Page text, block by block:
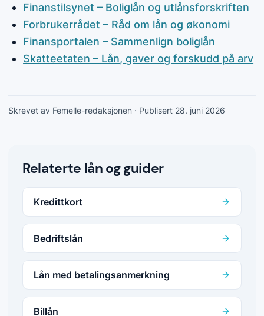
Finanstilsynet – Boliglån og utlånsforskriften
Forbrukerrådet – Råd om lån og økonomi
Finansportalen – Sammenlign boliglån
Skatteetaten – Lån, gaver og forskudd på arv
Skrevet av Femelle-redaksjonen · Publisert 28. juni 2026
Relaterte lån og guider
Kredittkort
Bedriftslån
Lån med betalingsanmerkning
Billån